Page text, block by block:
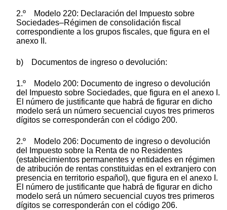
2.º Modelo 220: Declaración del Impuesto sobre
Sociedades–Régimen de consolidación fiscal
correspondiente a los grupos fiscales, que figura en el
anexo II.
b) Documentos de ingreso o devolución:
1.º Modelo 200: Documento de ingreso o devolución
del Impuesto sobre Sociedades, que figura en el anexo I.
El número de justificante que habrá de figurar en dicho
modelo será un número secuencial cuyos tres primeros
dígitos se corresponderán con el código 200.
2.º Modelo 206: Documento de ingreso o devolución
del Impuesto sobre la Renta de no Residentes
(establecimientos permanentes y entidades en régimen
de atribución de rentas constituidas en el extranjero con
presencia en territorio español), que figura en el anexo I.
El número de justificante que habrá de figurar en dicho
modelo será un número secuencial cuyos tres primeros
dígitos se corresponderán con el código 206.